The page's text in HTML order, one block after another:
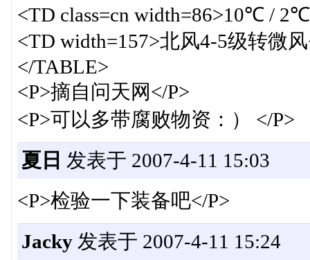
<TD class=cn width=86>10℃ /
<TD width=157>北风4-5级转微
</TABLE>
<P>摘自问天网</P>
<P>可以多带腐败物资：） </P>
夏日 发表于 2007-4-11 15:03
<P>检验一下装备吧</P>
Jacky发表于 2007-4-11 15:24